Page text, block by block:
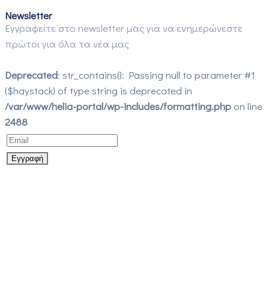
Newsletter
Εγγραφείτε στο newsletter μας για να ενημερώνεστε
πρώτοι για όλα τα νέα μας
Deprecated: str_contains(): Passing null to parameter #1
($haystack) of type string is deprecated in
/var/www/helia-portal/wp-includes/formatting.php on line
2488